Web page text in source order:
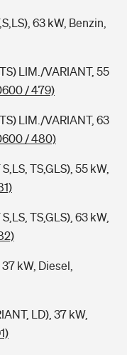
63 kW, Benzin,
LIM./VARIANT, 55
/ 479)
LIM./VARIANT, 63
/ 480)
TS,GLS), 55 kW,
TS,GLS), 63 kW,
kW, Diesel,
LD), 37 kW,